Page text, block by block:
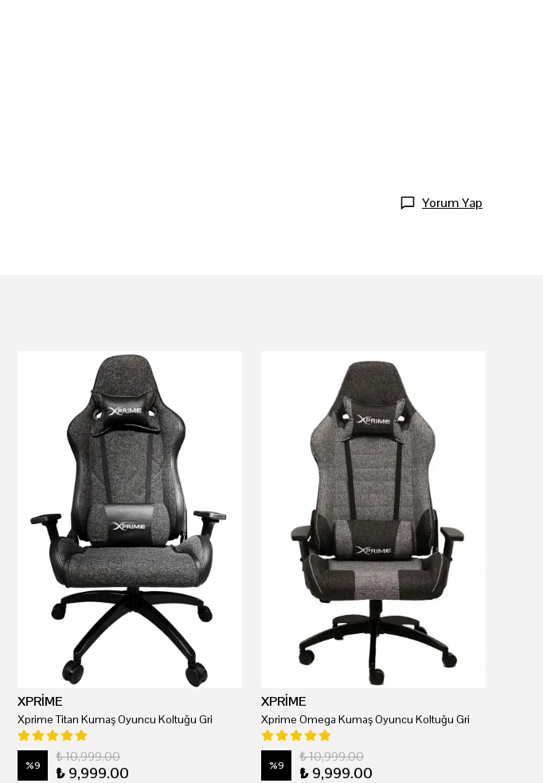
Yorum Yap
XPRİME
Xprime Titan Kumaş Oyuncu Koltuğu Gri
%9
₺ 10,999.00
₺ 9,999.00
XPRİME
Xprime Omega Kumaş Oyuncu Koltuğu Gri
%9
₺ 10,999.00
₺ 9,999.00